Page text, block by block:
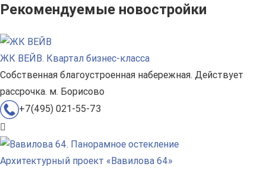
Рекомендуемые новостройки
ЖК ВЕЙВ. Квартал бизнес-класса
Собственная благоустроенная набережная. Действует
рассрочка. м. Борисово
+7(495) 021-55-73
Архитектурный проект «Вавилова 64»